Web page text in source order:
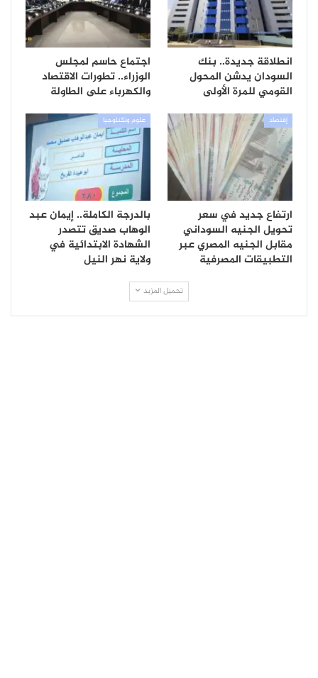
انطلاقة جديدة.. بنك
السودان يدشن المحول
القومي للمرة الأولى
اجتماع حاسم لمجلس
الوزراء.. تطورات الاقتصاد
والكهرباء على الطاولة
إقتصاد
ارتفاع جديد في سعر
تحويل الجنيه السوداني
مقابل الجنيه المصري عبر
التطبيقات المصرفية
علوم وتكنلوجيا
بالدرجة الكاملة.. إيمان عبد
الوهاب صديق تتصدر
الشهادة الابتدائية في
ولاية نهر النيل
تحميل المزيد